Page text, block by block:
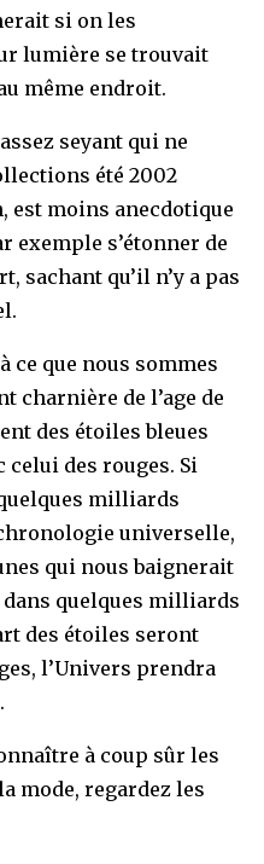
si on les
lumière se trouvait
même endroit.
seyant qui ne
été 2002
est moins anecdotique
exemple s’étonner de
sachant qu’il n’y a pas
ce que nous sommes
charnière de l’age de
des étoiles bleues
celui des rouges. Si
milliards
universelle,
qui nous baignerait
dans quelques milliards
des étoiles seront
l’Univers prendra
à coup sûr les
mode, regardez les